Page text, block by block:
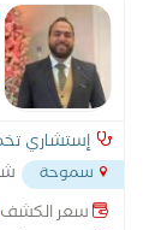
إستشاري
سموحة
البروج شارع 4
... سعر